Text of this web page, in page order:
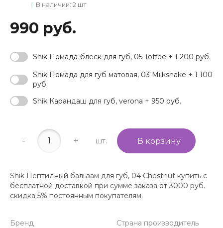
В наличии: 2 шт
990 руб.
Shik Помада-блеск для губ, 05 Toffee + 1 200 руб.
Shik Помада для губ матовая, 03 Milkshake + 1 100
руб.
Shik Карандаш для губ, verona + 950 руб.
- + шт. В корзину
Shik Пептидный бальзам для губ, 04 Chestnut купить с
бесплатной доставкой при сумме заказа от 3000 руб.
скидка 5% постоянным покупателям.
Бренд
Страна производитель